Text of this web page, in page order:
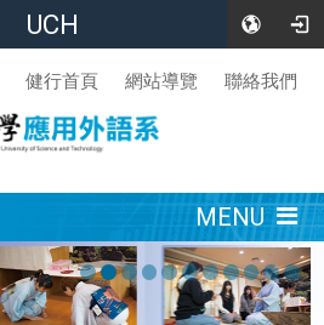
UCH
健行首頁 網站導覽 聯絡我們
MENU